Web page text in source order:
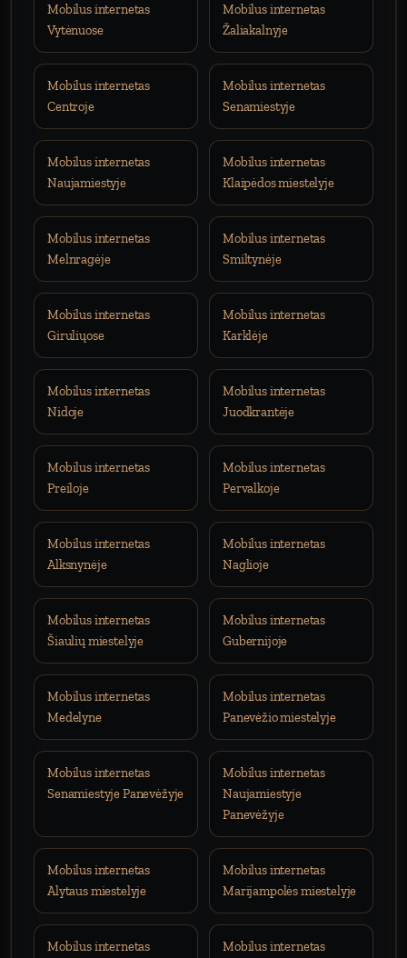
Mobilus internetas
Vytėnuose
Mobilus internetas
Žaliakalnyje
Mobilus internetas
Centroje
Mobilus internetas
Senamiestyje
Mobilus internetas
Naujamiestyje
Mobilus internetas
Klaipėdos miestelyje
Mobilus internetas
Melnragėje
Mobilus internetas
Smiltynėje
Mobilus internetas
Giruliųose
Mobilus internetas
Karklėje
Mobilus internetas
Nidoje
Mobilus internetas
Juodkrantėje
Mobilus internetas
Preiloje
Mobilus internetas
Pervalkoje
Mobilus internetas
Alksnynėje
Mobilus internetas
Naglioje
Mobilus internetas
Šiaulių miestelyje
Mobilus internetas
Gubernijoje
Mobilus internetas
Medelyne
Mobilus internetas
Panevėžio miestelyje
Mobilus internetas
Senamiestyje Panevėžyje
Mobilus internetas
Naujamiestyje
Panevėžyje
Mobilus internetas
Alytaus miestelyje
Mobilus internetas
Marijampolės miestelyje
Mobilus internetas
Mobilus internetas